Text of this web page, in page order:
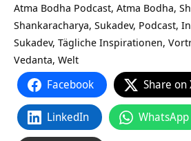
Atma Bodha Podcast, Atma Bodha,
Shankaracharya, Sukadev, Podcast,
Sukadev, Tägliche Inspirationen,
Vedanta, Welt
Facebook Share on
LinkedIn WhatsApp